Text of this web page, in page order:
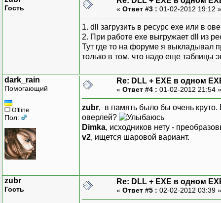
Гость « Ответ #3 : 01-02-2012 19:12
1. dll загрузить в ресурс exe или в
2. При работе exe выгружает dll из
Тут где то на форуме я выкладывал
только в том, что надо еще таблицы
dark_rain
Помогающий
Offline
Пол:
Re: DLL + EXE в одном
« Ответ #4 : 01-02-2012 21:54
zubr, в память было бы очень круто.
оверлей?
Dimka, исходников нету -
v2, ищется шаровой вариант.
zubr
Гость
Re: DLL + EXE в одном
« Ответ #5 : 02-02-2012 03:39